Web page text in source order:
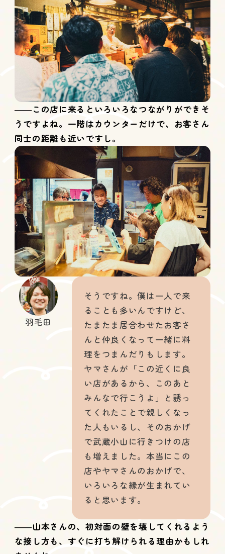
――この店に来るといろいろなつながりができそ
うですよね。一階はカウンターだけで、お客さん
同士の距離も近いですし。
そうですね。僕は一人で来
ることも多いんですけど、
たまたま居合わせたお客さ
んと仲良くなって一緒に料
理をつまんだりもします。
ヤマさんが「この近くに良
い店があるから、このあと
みんなで行こうよ」と誘っ
てくれたことで親しくなっ
た人もいるし、そのおかげ
で武蔵小山に行きつけの店
も増えました。本当にこの
店やヤマさんのおかげで、
いろいろな縁が生まれてい
ると思います。
羽毛田
――山本さんの、初対面の壁を壊してくれるよう
な接し方も、すぐに打ち解けられる理由かもしれ